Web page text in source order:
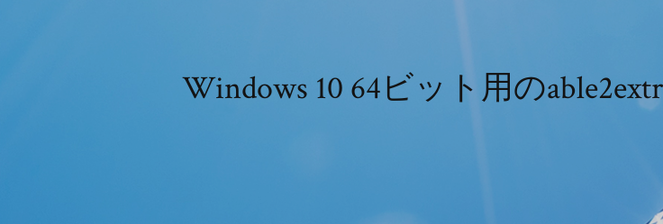
Windows 10 64ビット用の